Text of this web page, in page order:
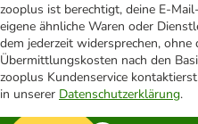
zooplus ist berechtigt, deine E-
eigene ähnliche Waren oder
dem jederzeit widersprechen,
Übermittlungskosten nach den
zooplus Kundenservice
in unserer Datenschutzerklärung.